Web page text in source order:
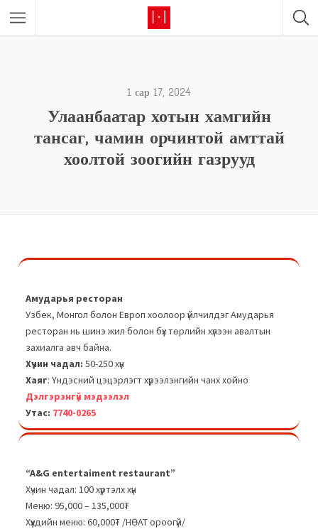
1 сар 17, 2024
Улаанбаатар хотын хамгийн
тансаг, чамин орчинтой амттай
хоолтой зоогийн газрууд
Амударья ресторан
Узбек, Монгол болон Европ хоолоор үйлчилдэг Амударья
ресторан нь шинэ жил болон бүх төрлийн хүлээн авалтын
захиалга авч байна.
Хүчин чадал: 50-250 хүн
Хаяг: Үндэсний цэцэрлэгт хүрээлэнгийн чанх хойно
Дэлгэрэнгүй мэдээлэл
Утас: 7740-0265
“A&G entertaiment restaurant”
Хүчин чадал: 100 хүртэлх хүн
Меню: 95,000 – 135,000₮
Хүүхдийн меню: 60,000₮ /НӨАТ ороогүй/